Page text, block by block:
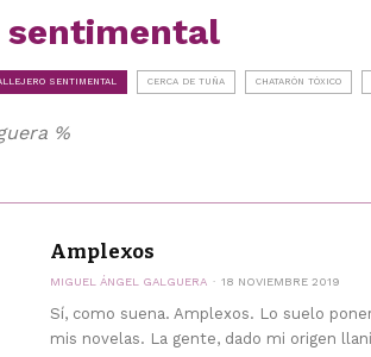
sentimental
SENTIMENTAL CERCA DE TUÑA CHATARÓN TÓXICO
%
Amplexos
MIGUEL ÁNGEL GALGUERA 18 NOVIEMBRE 2019
Sí, como suena. Amplexos. Lo suelo
mis novelas. La gente, dado mi origen